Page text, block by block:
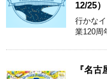
12/25）
行かな
業120周
『名